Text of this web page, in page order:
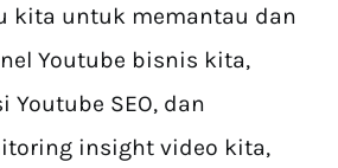
kita untuk memantau dan
Youtube bisnis kita,
SEO, dan
insight video kita,